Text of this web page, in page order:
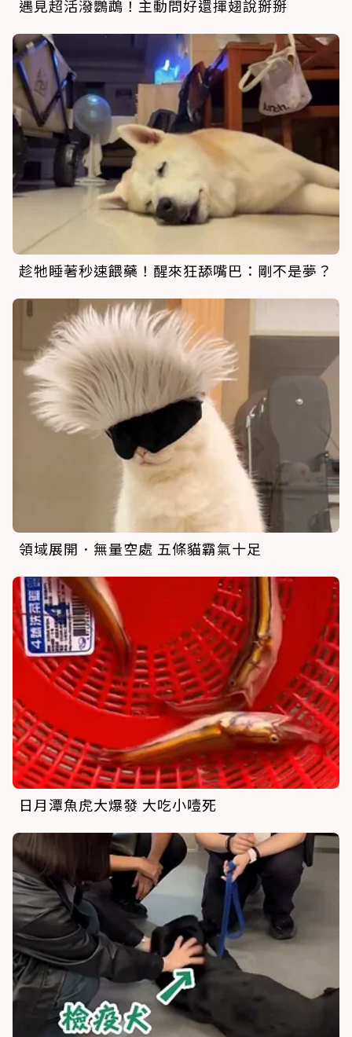
遇見超活潑鸚鵡！主動問好還揮翅說掰掰
趁牠睡著秒速餵藥！醒來狂舔嘴巴：剛不是夢？
領域展開．無量空處 五條貓霸氣十足
日月潭魚虎大爆發 大吃小噎死